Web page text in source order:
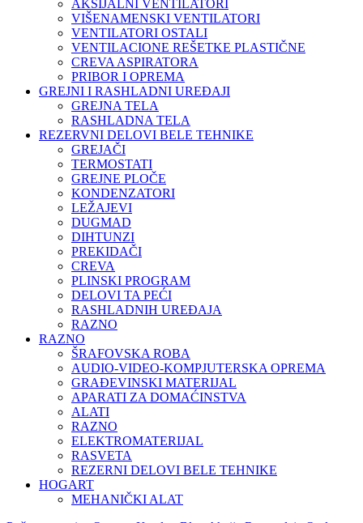
AKSIJALNI VENTILATORI
VIŠENAMENSKI VENTILATORI
VENTILATORI OSTALI
VENTILACIONE REŠETKE PLASTIČNE
CREVA ASPIRATORA
PRIBOR I OPREMA
GREJNI I RASHLADNI UREĐAJI
GREJNA TELA
RASHLADNA TELA
REZERVNI DELOVI BELE TEHNIKE
GREJAČI
TERMOSTATI
GREJNE PLOČE
KONDENZATORI
LEŽAJEVI
DUGMAD
DIHTUNZI
PREKIDAČI
CREVA
PLINSKI PROGRAM
DELOVI TA PEĆI
RASHLADNIH UREĐAJA
RAZNO
RAZNO
ŠRAFOVSKA ROBA
AUDIO-VIDEO-KOMPJUTERSKA OPREMA
GRAĐEVINSKI MATERIJAL
APARATI ZA DOMAĆINSTVA
ALATI
RAZNO
ELEKTROMATERIJAL
RASVETA
REZERNI DELOVI BELE TEHNIKE
HOGART
MEHANIČKI ALAT